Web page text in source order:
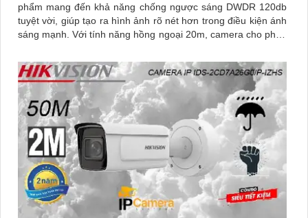
phẩm mang đến khả năng chống ngược sáng DWDR 120db
tuyệt vời, giúp tạo ra hình ảnh rõ nét hơn trong điều kiện ánh
sáng mạnh. Với tính năng hồng ngoại 20m, camera cho phép